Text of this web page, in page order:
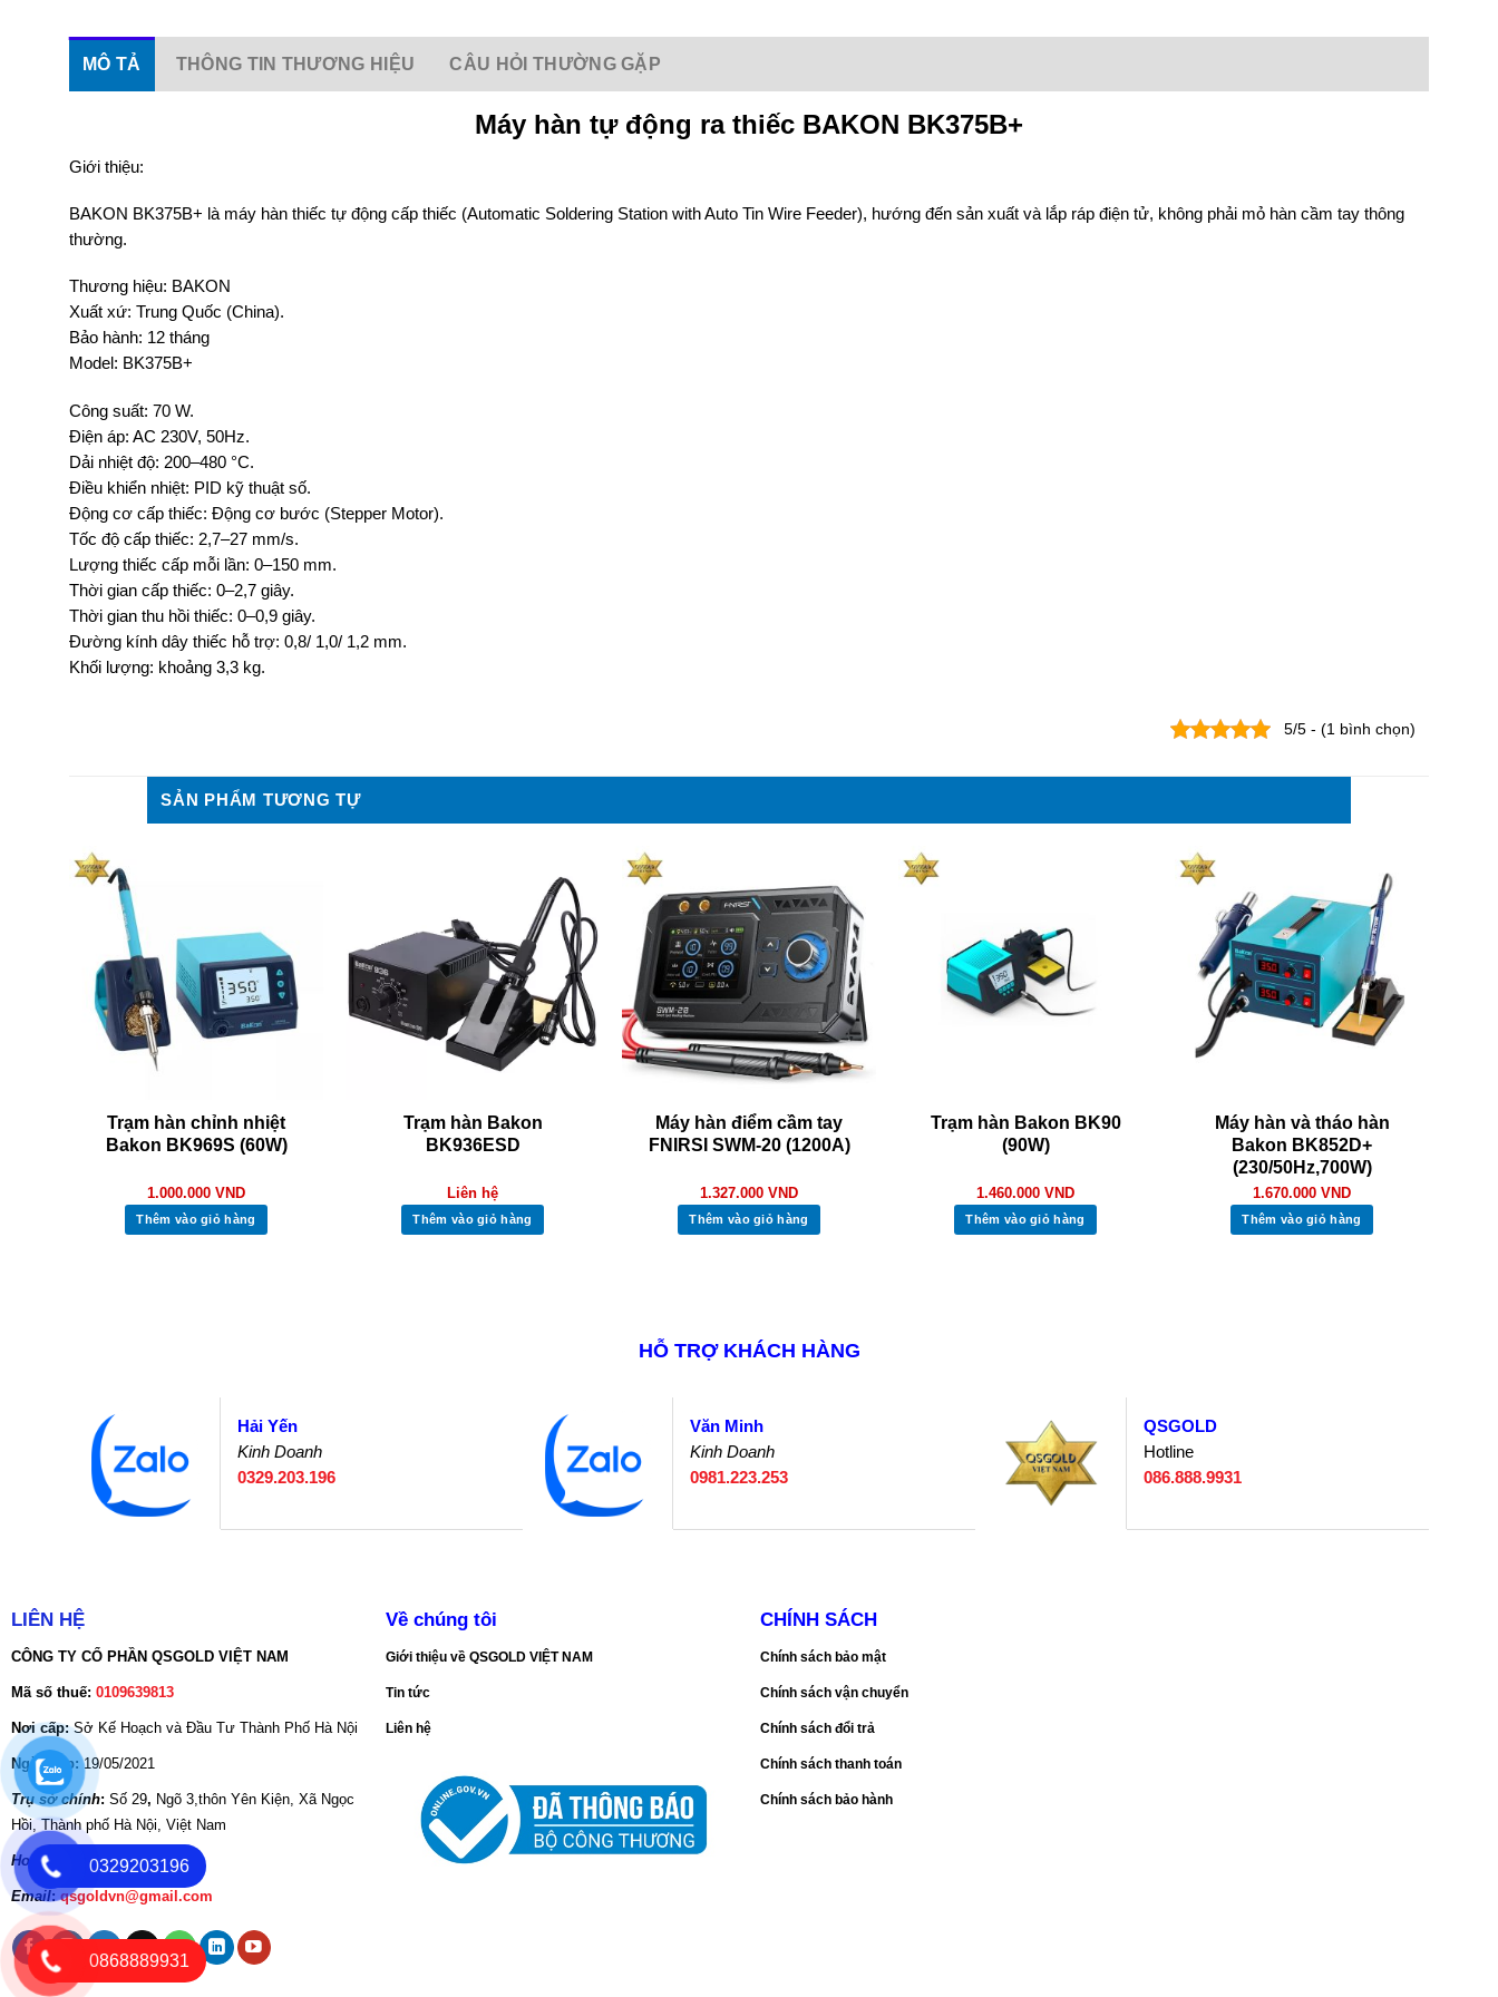
MÔ TẢ THÔNG TIN THƯƠNG HIỆU CÂU HỎI THƯỜNG GẶP
Máy hàn tự động ra thiếc BAKON BK375B+
Giới thiệu:
BAKON BK375B+ là máy hàn thiếc tự động cấp thiếc (Automatic Soldering Station with Auto Tin Wire Feeder), hướng đến sản xuất và lắp ráp điện tử, không phải mỏ hàn cầm tay thông
thường.
Thương hiệu: BAKON
Xuất xứ: Trung Quốc (China).
Bảo hành: 12 tháng
Model: BK375B+
Công suất: 70 W.
Điện áp: AC 230V, 50Hz.
Dải nhiệt độ: 200–480 °C.
Điều khiển nhiệt: PID kỹ thuật số.
Động cơ cấp thiếc: Động cơ bước (Stepper Motor).
Tốc độ cấp thiếc: 2,7–27 mm/s.
Lượng thiếc cấp mỗi lần: 0–150 mm.
Thời gian cấp thiếc: 0–2,7 giây.
Thời gian thu hồi thiếc: 0–0,9 giây.
Đường kính dây thiếc hỗ trợ: 0,8/ 1,0/ 1,2 mm.
Khối lượng: khoảng 3,3 kg.
5/5 - (1 bình chọn)
SẢN PHẨM TƯƠNG TỰ
Trạm hàn chỉnh nhiệt
Bakon BK969S (60W)
1.000.000 VND
Thêm vào giỏ hàng
Trạm hàn Bakon
BK936ESD
Liên hệ
Thêm vào giỏ hàng
Máy hàn điểm cầm tay
FNIRSI SWM-20 (1200A)
1.327.000 VND
Thêm vào giỏ hàng
Trạm hàn Bakon BK90
(90W)
1.460.000 VND
Thêm vào giỏ hàng
Máy hàn và tháo hàn
Bakon BK852D+
(230/50Hz,700W)
1.670.000 VND
Thêm vào giỏ hàng
HỖ TRỢ KHÁCH HÀNG
Hải Yến
Kinh Doanh
0329.203.196
Văn Minh
Kinh Doanh
0981.223.253
QSGOLD
Hotline
086.888.9931
LIÊN HỆ
CÔNG TY CỔ PHẦN QSGOLD VIỆT NAM
Mã số thuế: 0109639813
Nơi cấp:Sở Kế Hoạch và Đầu Tư Thành Phố Hà Nội
Ngày cấp: 19/05/2021
Trụ sở chính: Số 29, Ngõ 3,thôn Yên Kiện, Xã Ngọc
Hồi, Thành phố Hà Nội, Việt Nam
Hotine: 086.888.9931
Email:qsgoldvn@gmail.com
Về chúng tôi
Giới thiệu về QSGOLD VIỆT NAM
Tin tức
Liên hệ
CHÍNH SÁCH
Chính sách bảo mật
Chính sách vận chuyển
Chính sách đổi trả
Chính sách thanh toán
Chính sách bảo hành
0329203196
0868889931